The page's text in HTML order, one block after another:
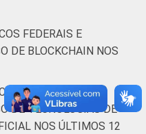
FEDERAIS E
DE BLOCKCHAIN NOS
FEDERAIS E
DE TECNOLOGIAS DE
NOS ÚLTIMOS 12